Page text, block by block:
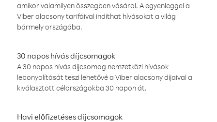
amikor valamilyen összegben vásárol. A egyenleggel a
Viber alacsony tarifáival indíthat hívásokat a világ
bármely országába.
30 napos hívás díjcsomagok
A 30 napos hívás díjcsomag nemzetközi hívások
lebonyolítását teszi lehetővé a Viber alacsony díjaival a
kiválasztott célországokba 30 napon át.
Havi előfizetéses díjcsomagok